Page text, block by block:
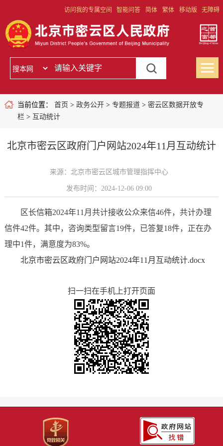
访问我的专属空间 智能问答 简体 繁体 移动版 无障碍
当前位置： 首页 > 政务公开> 专题报道> 密云区数据开放专
栏 > 互动统计
北京市密云区政府门户网站2024年11月互动统计
来源：北京市密云区城市管理指挥中心
发布时间：2024-12-06 09:00
区长信箱2024年11月共计接收公众来信46件，共计办理
信件42件。其中，咨询类型留言19件，已答复18件，正在办
理中1件，满意度为83%。
北京市密云区政府门户网站2024年11月互动统计.docx
扫一扫在手机上打开页面